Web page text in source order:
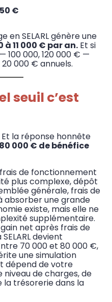
€
en SELARL génère une
à 11 000 € par an. Et si
100 000, 120 000 € —
000 € annuels.
seuil c’est
la réponse honnête
000 € de bénéfice
frais de fonctionnement
plus complexe, dépôt
générale, frais de
une grande
existe, mais elle ne
supplémentaire.
net après frais de
devient
70 000 et 80 000 €,
une simulation
dépend de votre
de charges, de
la trésorerie dans la